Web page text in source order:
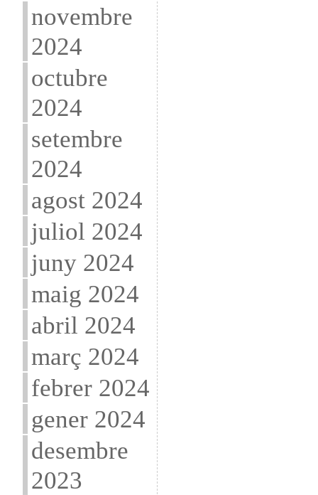
novembre
2024
octubre
2024
setembre
2024
agost 2024
juliol 2024
juny 2024
maig 2024
abril 2024
març 2024
febrer 2024
gener 2024
desembre
2023